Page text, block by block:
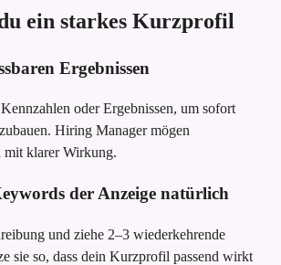
ein starkes Kurzprofil
Ergebnissen
oder Ergebnissen, um sofort
Hiring Manager mögen
mit klarer Wirkung.
der Anzeige natürlich
und ziehe 2–3 wiederkehrende
sie so, dass dein Kurzprofil passend wirkt